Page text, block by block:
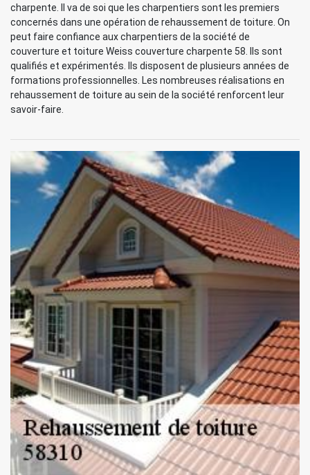
charpente. Il va de soi que les charpentiers sont les premiers
concernés dans une opération de rehaussement de toiture. On
peut faire confiance aux charpentiers de la société de
couverture et toiture Weiss couverture charpente 58. Ils sont
qualifiés et expérimentés. Ils disposent de plusieurs années de
formations professionnelles. Les nombreuses réalisations en
rehaussement de toiture au sein de la société renforcent leur
savoir-faire.